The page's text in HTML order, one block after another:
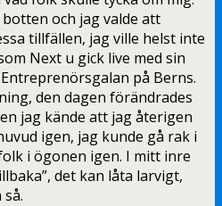
och jag valde att
tillfällen, jag ville helst inte
Next u gick live med sin
på Berns.
den dagen förändrades
jag kände att jag återigen
igen, jag kunde gå rak i
i ögonen igen. I mitt inre
det kan låta larvigt,